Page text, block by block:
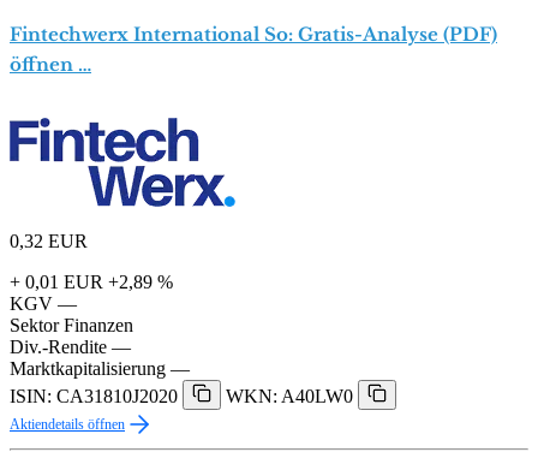
Fintechwerx International So: Gratis-Analyse (PDF)
öffnen …
0,32 EUR
+ 0,01 EUR +2,89 %
KGV —
Sektor Finanzen
Div.-Rendite —
Marktkapitalisierung —
ISIN: CA31810J2020
WKN: A40LW0
Aktiendetails öffnen